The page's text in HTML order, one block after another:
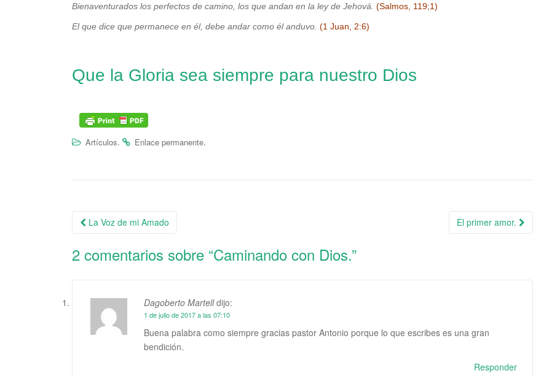
Bienaventurados los perfectos de camino, los que andan en la ley de Jehová. (Salmos, 119;1)
El que dice que permanece en él, debe andar como él anduvo. (1 Juan, 2:6)
Que la Gloria sea siempre para nuestro Dios
Artículos. Enlace permanente.
Navegación de la entrada
La Voz de mi Amado El primer amor.
2 comentarios sobre “Caminando con Dios.”
Dagoberto Martell dijo:
1 de julio de 2017 a las 07:10
Buena palabra como siempre gracias pastor Antonio porque lo que escribes es una gran
bendición.
Responder